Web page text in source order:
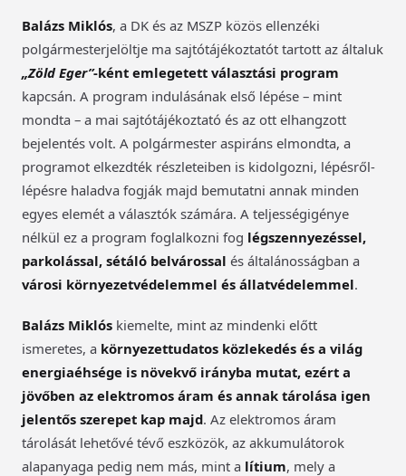
Balázs Miklós, a DK és az MSZP közös ellenzéki
polgármesterjelöltje ma sajtótájékoztatót tartott az általuk
„Zöld Eger”-ként emlegetett választási program
kapcsán. A program indulásának első lépése – mint
mondta – a mai sajtótájékoztató és az ott elhangzott
bejelentés volt. A polgármester aspiráns elmondta, a
programot elkezdték részleteiben is kidolgozni, lépésről-
lépésre haladva fogják majd bemutatni annak minden
egyes elemét a választók számára. A teljességigénye
nélkül ez a program foglalkozni fog légszennyezéssel,
parkolással, sétáló belvárossal és általánosságban a
városi környezetvédelemmel és állatvédelemmel.
Balázs Miklós kiemelte, mint az mindenki előtt
ismeretes, a környezettudatos közlekedés és a világ
energiaéhsége is növekvő irányba mutat, ezért a
jövőben az elektromos áram és annak tárolása igen
jelentős szerepet kap majd. Az elektromos áram
tárolását lehetővé tévő eszközök, az akkumulátorok
alapanyaga pedig nem más, mint a lítium, mely a